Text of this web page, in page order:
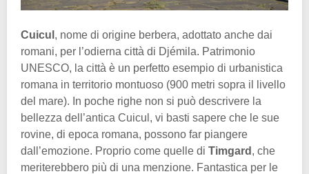
Cuicul , nome di origine berbera, adottato anche dai
romani, per l’odierna città di Djémila. Patrimonio
UNESCO, la città è un perfetto esempio di urbanistica
romana in territorio montuoso (900 metri sopra il livello
del mare). In poche righe non si può descrivere la
bellezza dell’antica Cuicul, vi basti sapere che le sue
rovine, di epoca romana, possono far piangere
dall’emozione. Proprio come quelle di Timgard , che
meriterebbero più di una menzione. Fantastica per le